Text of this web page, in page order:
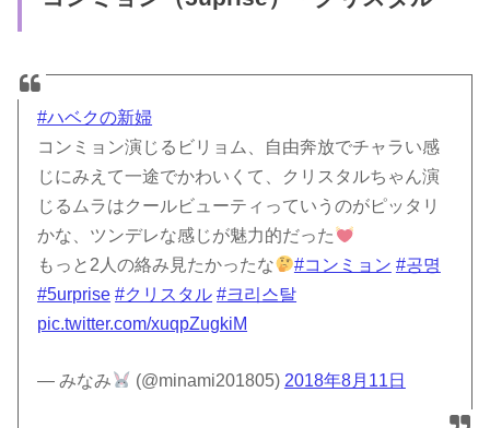
#ハベクの新婦
コンミョン演じるビリョム、自由奔放でチャラい感
じにみえて一途でかわいくて、クリスタルちゃん演
じるムラはクールビューティっていうのがピッタリ
かな、ツンデレな感じが魅力的だった
もっと2人の絡み見たかったな
#コンミョン #공명
#5urprise #クリスタル #크리스탈
pic.twitter.com/xuqpZugkiM
— みなみ (@minami201805) 2018年8月11日